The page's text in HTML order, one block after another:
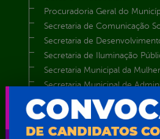
Procuradoria Geral do
Secretaria de Comunicação
Secretaria de
Secretaria de Iluminação
Secretaria Municipal da
Secretaria Municipal de
Secretaria Municipal de
SEMARH / Secretaria de
Secretaria Municipal de